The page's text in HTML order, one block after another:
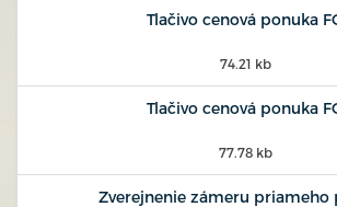
Tlačivo cenová ponuka
74.21 kb
Tlačivo cenová ponuka
77.78 kb
Zverejnenie zámeru priameho